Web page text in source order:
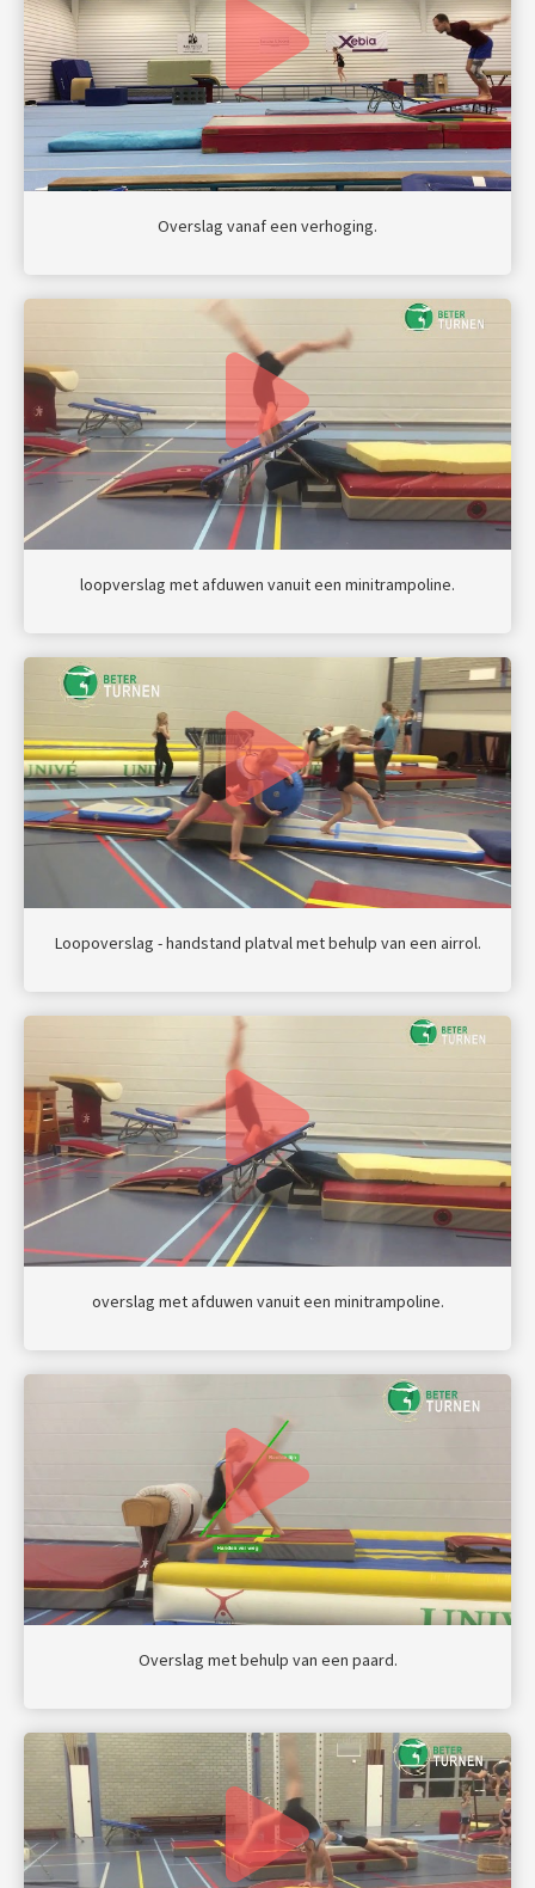
Overslag vanaf een verhoging.
loopverslag met afduwen vanuit een minitrampoline.
Loopoverslag - handstand platval met behulp van een airrol.
overslag met afduwen vanuit een minitrampoline.
Overslag met behulp van een paard.